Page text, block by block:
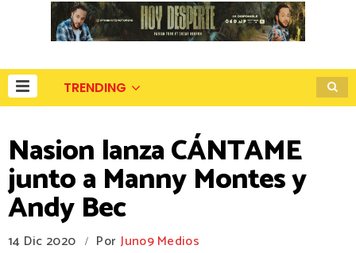
TRENDING
Nasion lanza CÁNTAME
junto a Manny Montes y
Andy Bec
14 Dic 2020 / Por Juno9 Medios